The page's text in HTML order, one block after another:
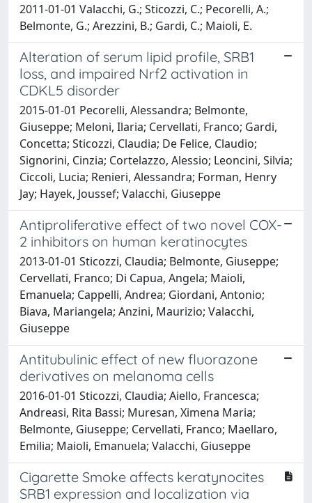
2011-01-01 Valacchi, G.; Sticozzi, C.; Pecorelli, A.;
Belmonte, G.; Arezzini, B.; Gardi, C.; Maioli, E.
Alteration of serum lipid profile, SRB1
loss, and impaired Nrf2 activation in
CDKL5 disorder
2015-01-01 Pecorelli, Alessandra; Belmonte,
Giuseppe; Meloni, Ilaria; Cervellati, Franco; Gardi,
Concetta; Sticozzi, Claudia; De Felice, Claudio;
Signorini, Cinzia; Cortelazzo, Alessio; Leoncini, Silvia;
Ciccoli, Lucia; Renieri, Alessandra; Forman, Henry
Jay; Hayek, Joussef; Valacchi, Giuseppe
Antiproliferative effect of two novel COX-
2 inhibitors on human keratinocytes
2013-01-01 Sticozzi, Claudia; Belmonte, Giuseppe;
Cervellati, Franco; Di Capua, Angela; Maioli,
Emanuela; Cappelli, Andrea; Giordani, Antonio;
Biava, Mariangela; Anzini, Maurizio; Valacchi,
Giuseppe
Antitubulinic effect of new fluorazone
derivatives on melanoma cells
2016-01-01 Sticozzi, Claudia; Aiello, Francesca;
Andreasi, Rita Bassi; Muresan, Ximena Maria;
Belmonte, Giuseppe; Cervellati, Franco; Maellaro,
Emilia; Maioli, Emanuela; Valacchi, Giuseppe
Cigarette Smoke affects keratynocites
SRB1 expression and localization via